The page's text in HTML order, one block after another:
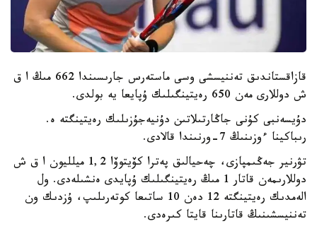
قازاقستاندىق تەننيسشى وسى ماستەرس جارىسىندا 662 مىڭ ا ق
ش دوللارى مەن 650 رەيتينگىلىك ۇپايعا يە بولدى.
دۇيسەنبى كۇنى جاڭارتىلاتىن دۇنيەجۇزىلىك رەيتينگتە ە.
رىباكينا ءوزىنىڭ 7-ورنىندا قالادى.
تۋرنير جەڭىمپازى، چەحيالىق پەترا كۆيتوۆا 1,2 ميلليون ا ق ش
دوللارىمەن قاتار 1 مىڭ رەيتينگىلىك ۇپايدى ەنشىلەدى. ول
الەمدىك رەيتينگتە 12 دەن 10 ساتىعا كوتەرىلىپ، ۇزدىك ون
تەننيسشىنىڭ قاتارىنا قايتا كىرەدى.